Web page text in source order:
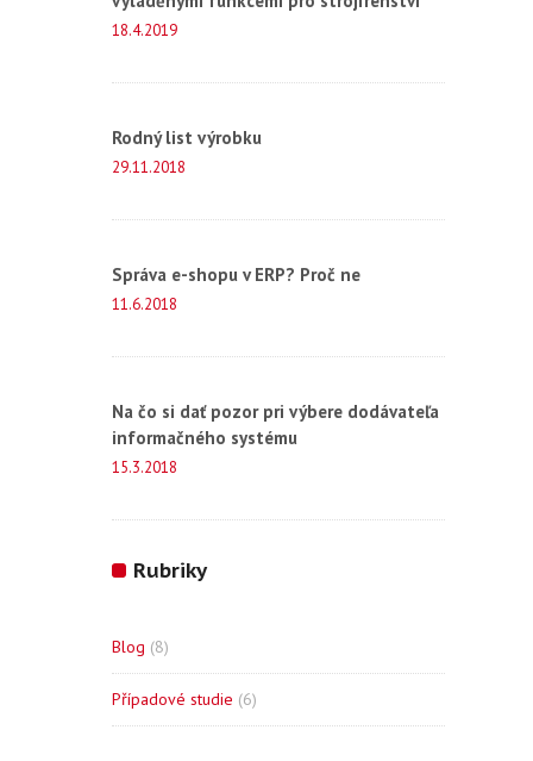
18.4.2019
Rodný list výrobku
29.11.2018
Správa e-shopu v ERP? Proč ne
11.6.2018
Na čo si dať pozor pri výbere dodávateľa
informačného systému
15.3.2018
Rubriky
Blog (8)
Případové studie (6)